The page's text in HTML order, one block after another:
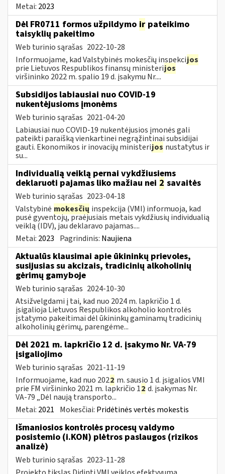
Metai: 2023
Dėl FR0711 formos užpildymo ir pateikimo
taisyklių pakeitimo
Web turinio sąrašas 2022-10-28
Informuojame, kad Valstybinės mokesčių inspekcijos
prie Lietuvos Respublikos finansų ministerijos
viršininko 2022 m. spalio 19 d. įsakymu Nr....
Subsidijos labiausiai nuo COVID-19
nukentėjusioms įmonėms
Web turinio sąrašas 2021-04-20
Labiausiai nuo COVID-19 nukentėjusios įmonės gali
pateikti paraišką vienkartinei negrąžintinai subsidijai
gauti. Ekonomikos ir inovacijų ministerijos nustatytus ir
su...
Individualią veiklą pernai vykdžiusiems
deklaruoti pajamas liko mažiau nei 2 savaitės
Web turinio sąrašas 2023-04-18
Valstybinė mokesčių inspekcija (VMI) informuoja, kad
pusė gyventojų, praėjusiais metais vykdžiusių individualią
veiklą (IDV), jau deklaravo pajamas....
Metai: 2023 Pagrindinis: Naujiena
Aktualūs klausimai apie ūkininkų prievoles,
susijusias su akcizais, tradicinių alkoholinių
gėrimų gamyboje
Web turinio sąrašas 2024-10-30
Atsižvelgdami į tai, kad nuo 2024 m. lapkričio 1 d.
įsigalioja Lietuvos Respublikos alkoholio kontrolės
įstatymo pakeitimai dėl ūkininkų gaminamų tradicinių
alkoholinių gėrimų, parengėme...
Dėl 2021 m. lapkričio 12 d. įsakymo Nr. VA-79
įsigaliojimo
Web turinio sąrašas 2021-11-19
Informuojame, kad nuo 2022 m. sausio 1 d. įsigalios VMI
prie FM viršininko 2021 m. lapkričio 12 d. įsakymas Nr.
VA-79 „Dėl naują transporto...
Metai: 2021 Mokesčiai: Pridėtinės vertės mokestis
Išmaniosios kontrolės procesų valdymo
posistemio (i.KON) plėtros paslaugos (rizikos
analizė)
Web turinio sąrašas 2023-11-28